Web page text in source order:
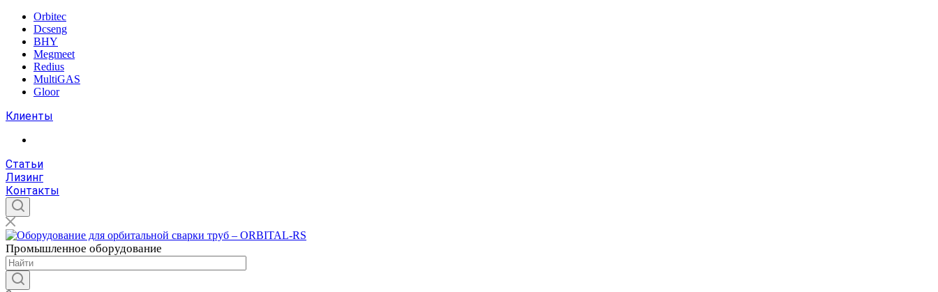
Orbitec
Dcseng
BHY
Megmeet
Redius
MultiGAS
Gloor
Клиенты
Статьи
Лизинг
Контакты
Промышленное оборудование